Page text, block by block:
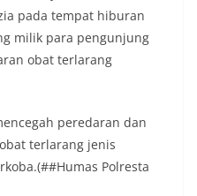
pada tempat hiburan
milik para pengunjung
obat terlarang
peredaran dan
terlarang jenis
Polresta